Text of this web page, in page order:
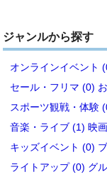
ジャンルから探す
オンラインイベント
セール・フリマ (0)
スポーツ観戦・体験
音楽・ライブ (1) 映
キッズイベント (0)
ライトアップ (0) グ